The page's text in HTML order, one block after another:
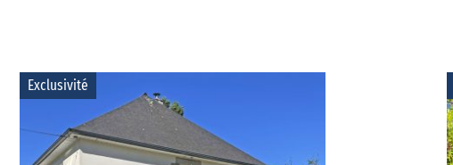
Exclusivité